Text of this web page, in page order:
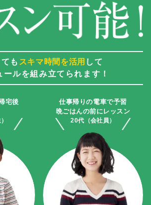
も スキマ時間を活用 して
ールを組み立てられます！
宅後
仕事帰りの電車で予習
晩ごはんの前にレッスン
20代（会社員）